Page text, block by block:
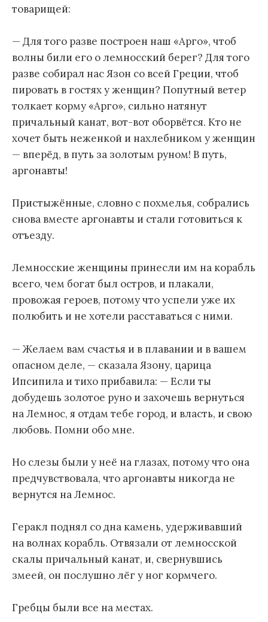
товарищей:
— Для того разве построен наш «Арго», чтоб
волны били его о лемносский берег? Для того
разве собирал нас Язон со всей Греции, чтоб
пировать в гостях у женщин? Попутный ветер
толкает корму «Арго», сильно натянут
причальный канат, вот-вот оборвётся. Кто не
хочет быть неженкой и нахлебником у женщин
— вперёд, в путь за золотым руном! В путь,
аргонавты!
Пристыжённые, словно с похмелья, собрались
снова вместе аргонавты и стали готовиться к
отъезду.
Лемносские женщины принесли им на корабль
всего, чем богат был остров, и плакали,
провожая героев, потому что успели уже их
полюбить и не хотели расставаться с ними.
— Желаем вам счастья и в плавании и в вашем
опасном деле, — сказала Язону, царица
Ипсипила и тихо прибавила: — Если ты
добудешь золотое руно и захочешь вернуться
на Лемнос, я отдам тебе город, и власть, и свою
любовь. Помни обо мне.
Но слезы были у неё на глазах, потому что она
предчувствовала, что аргонавты никогда не
вернутся на Лемнос.
Геракл поднял со дна камень, удерживавший
на волнах корабль. Отвязали от лемносской
скалы причальный канат, и, свернувшись
змеей, он послушно лёг у ног кормчего.
Гребцы были все на местах.